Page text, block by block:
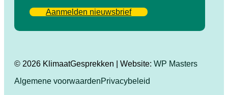
Aanmelden nieuwsbrief
© 2026 KlimaatGesprekken | Website: WP Masters
Algemene voorwaardenPrivacybeleid